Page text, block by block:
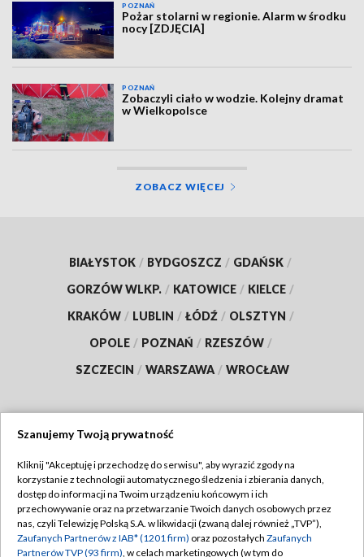
POZNAŃ
Pożar stolarni w regionie. Alarm w środku
nocy [ZDJĘCIA]
POZNAŃ
Zobaczyli ciało w wodzie. Kolejny dramat
w Wielkopolsce
ZOBACZ WIĘCEJ
BIAŁYSTOK / BYDGOSZCZ / GDAŃSK /
GORZÓW WLKP. / KATOWICE / KIELCE /
KRAKÓW / LUBLIN / ŁÓDŹ / OLSZTYN /
OPOLE / POZNAŃ / RZESZÓW /
SZCZECIN / WARSZAWA / WROCŁAW
TVP
Abonament TVP
Emisja w TVP
Regulamin TVP
Polityka prywatności
Szanujemy Twoją prywatność
Kliknij "Akceptuję i przechodzę do serwisu", aby wyrazić zgody na
korzystanie z technologii automatycznego śledzenia i zbierania danych,
dostęp do informacji na Twoim urządzeniu końcowym i ich
przechowywanie oraz na przetwarzanie Twoich danych osobowych przez
nas, czyli Telewizję Polską S.A. w likwidacji (zwaną dalej również „TVP”),
Zaufanych Partnerów z IAB* (1201 firm) oraz pozostałych Zaufanych
Partnerów TVP (93 firm), w celach marketingowych (w tym do